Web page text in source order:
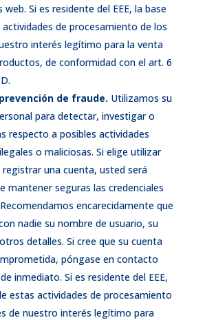
Si es residente del EEE, la base
de procesamiento de los
interés legítimo para la venta
de conformidad con el art. 6
de fraude. Utilizamos su
para detectar, investigar o
respecto a posibles actividades
o maliciosas. Si elige utilizar
registrar una cuenta, usted será
mantener seguras las credenciales
encarecidamente que
nadie su nombre de usuario, su
detalles. Si cree que su cuenta
póngase en contacto
inmediato. Si es residente del EEE,
estas actividades de procesamiento
de nuestro interés legítimo para